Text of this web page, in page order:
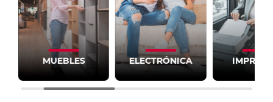
ELECTRÓNICA IMPRESIÓN